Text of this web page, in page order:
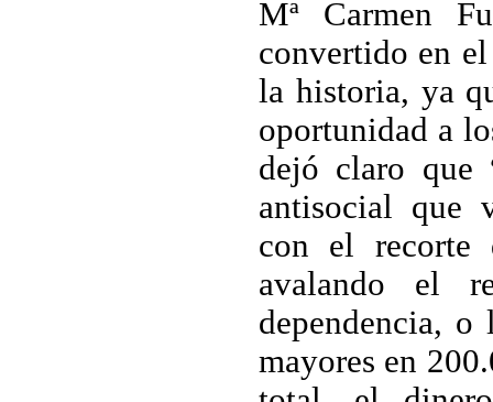
Mª Carmen
convertido en
la historia, ya
oportunidad a
dejó claro que
antisocial que
con el recorte
avalando el
dependencia,
mayores en